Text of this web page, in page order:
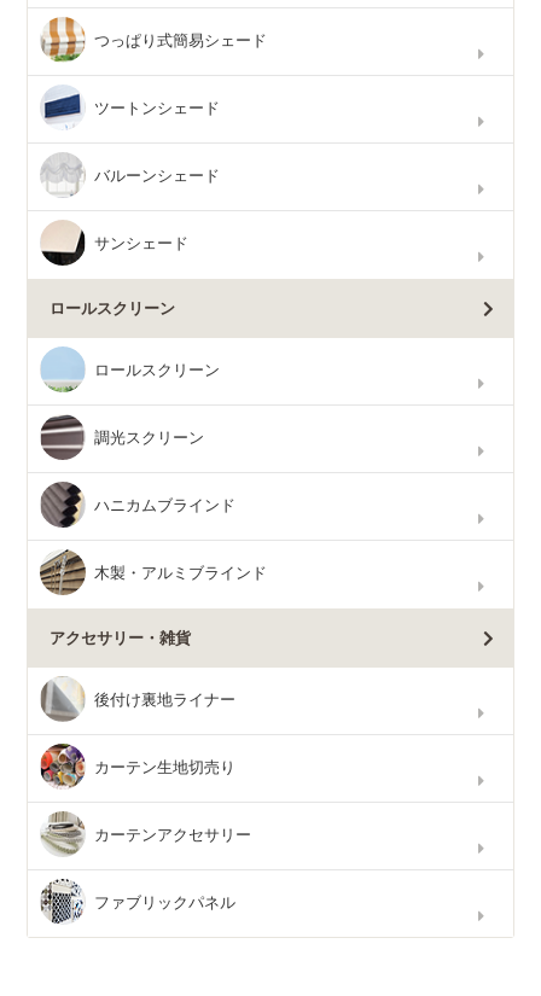
つっぱり式簡易シェード
ツートンシェード
バルーンシェード
サンシェード
ロールスクリーン
ロールスクリーン
調光スクリーン
ハニカムブラインド
木製・アルミブラインド
アクセサリー・雑貨
後付け裏地ライナー
カーテン生地切売り
カーテンアクセサリー
ファブリックパネル